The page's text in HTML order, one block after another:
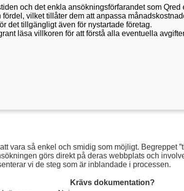
och det enkla ansökningsförfarandet som Qred
vilket tillåter dem att anpassa
det tillgängligt även för nystartade företag.
läsa villkoren för att förstå alla eventuella
vara så enkel och smidig som möjligt. Begreppet
görs direkt på deras webbplats och
vi de steg som är inblandade i processen.
Krävs dokumentation?